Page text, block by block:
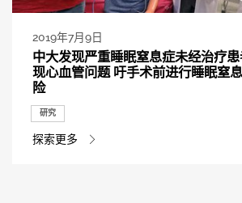
2019年7月9日
中大发现严重睡眠窒息症未经治疗
现心血管问题 吁手术前进行睡眠窒
险
研究
探索更多